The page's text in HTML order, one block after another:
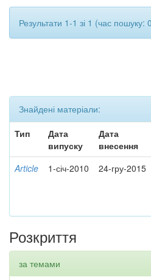
Результати 1-1 зі 1 (час пошуку:
Знайдені матеріали:
Тип
Дата
випуску
Дата
внесення
Article 1-січ-2010 24-гру-2015
Розкриття
за темами